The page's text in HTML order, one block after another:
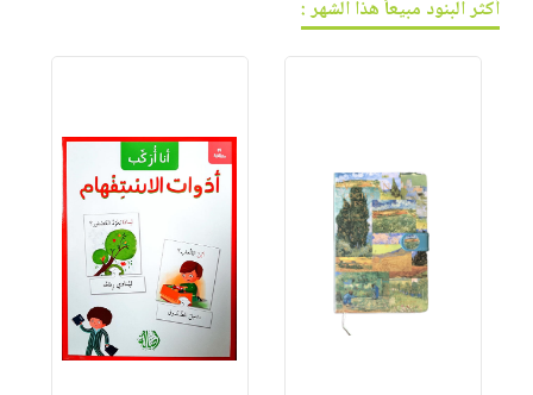
أكثر البنود مبيعاً هذا الشهر :